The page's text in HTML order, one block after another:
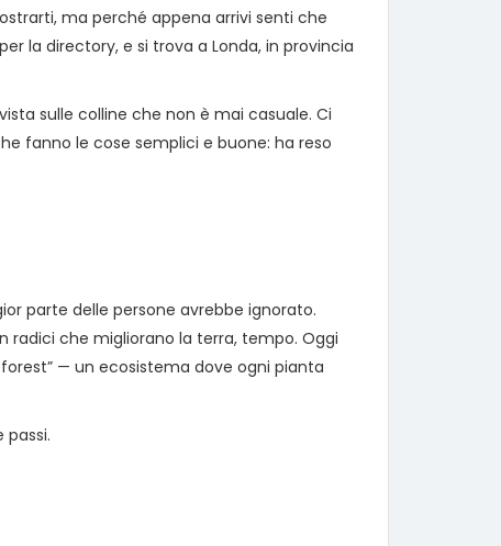
ma perché appena arrivi senti che
la directory, e si trova a Londa, in provincia
sulle colline che non è mai casuale. Ci
fanno le cose semplici e buone: ha reso
parte delle persone avrebbe ignorato.
radici che migliorano la terra, tempo. Oggi
— un ecosistema dove ogni pianta